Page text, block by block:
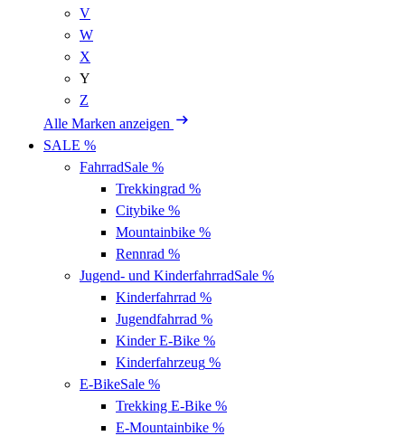
V
W
X
Y
Z
Alle Marken anzeigen
SALE %
FahrradSale %
Trekkingrad %
Citybike %
Mountainbike %
Rennrad %
Jugend- und KinderfahrradSale %
Kinderfahrrad %
Jugendfahrrad %
Kinder E-Bike %
Kinderfahrzeug %
E-BikeSale %
Trekking E-Bike %
E-Mountainbike %